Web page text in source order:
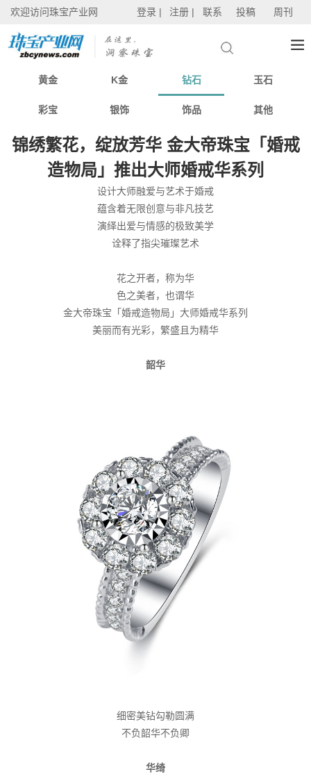
欢迎访问珠宝产业网 登录 | 注册 | 联系 投稿 周刊
黄金 K金 钻石 玉石
彩宝 银饰 饰品 其他
锦绣繁花，绽放芳华 金大帝珠宝「婚戒
造物局」推出大师婚戒华系列
设计大师融爱与艺术于婚戒
蕴含着无限创意与非凡技艺
演绎出爱与情感的极致美学
诠释了指尖璀璨艺术
花之开者，称为华
色之美者，也谓华
金大帝珠宝「婚戒造物局」大师婚戒华系列
美丽而有光彩，繁盛且为精华
韶华
细密美钻勾勒圆满
不负韶华不负卿
华绮